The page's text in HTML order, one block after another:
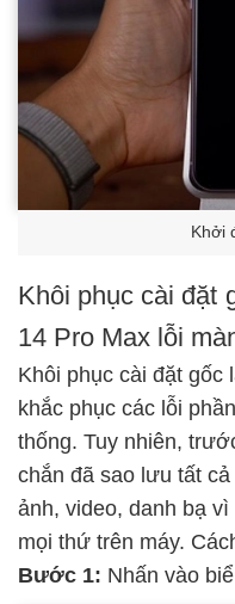
Khởi
Khôi phục cài đặt
14 Pro Max lỗi
Khôi phục cài đặt gốc
khắc phục các lỗi
thống. Tuy nhiên,
chắn đã sao lưu tất
ảnh, video, danh bạ
mọi thứ trên máy.
Bước 1: Nhấn vào